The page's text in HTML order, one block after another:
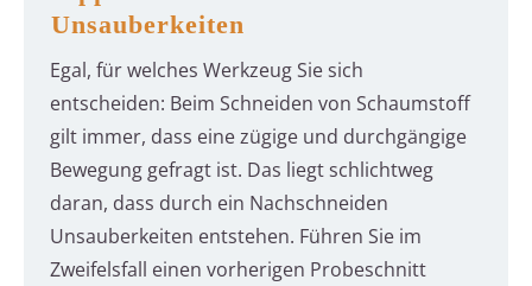
Unsauberkeiten
Egal, für welches Werkzeug Sie sich
entscheiden: Beim Schneiden von Schaumstoff
gilt immer, dass eine zügige und durchgängige
Bewegung gefragt ist. Das liegt schlichtweg
daran, dass durch ein Nachschneiden
Unsauberkeiten entstehen. Führen Sie im
Zweifelsfall einen vorherigen Probeschnitt